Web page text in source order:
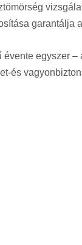
garantálja
egyszer
és